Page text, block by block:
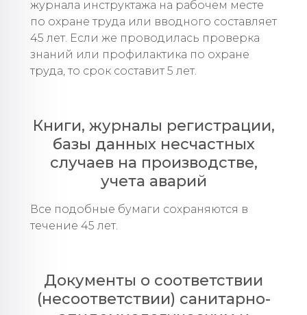
журнала инструктажа на рабочем месте
по охране труда или вводного составляет
45 лет. Если же проводилась проверка
знаний или профилактика по охране
труда, то срок составит 5 лет.
Книги, журналы регистрации,
базы данных несчастных
случаев на производстве,
учета аварий
Все подобные бумаги сохраняются в
течение 45 лет.
Документы о соответствии
(несоответствии) санитарно-